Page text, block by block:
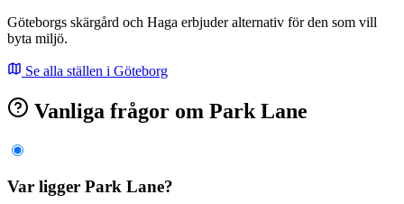
Göteborgs skärgård och Haga erbjuder alternativ för den som vill
byta miljö.
Se alla ställen i Göteborg
Vanliga frågor om Park Lane
Var ligger Park Lane?